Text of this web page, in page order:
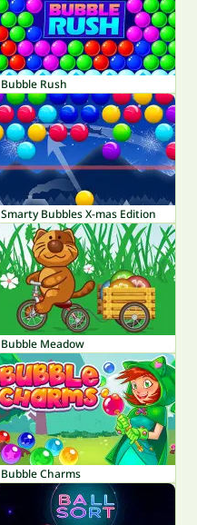
Bubble Rush
Smarty Bubbles X-mas Edition
Bubble Meadow
Bubble Charms